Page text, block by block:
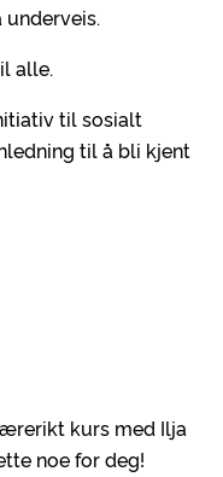
alle.
til sosialt
til å bli kjent
kurs med Ilja
noe for deg!